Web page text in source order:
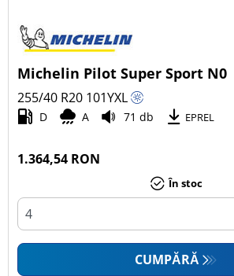
Michelin Pilot Super Sport N0
255/40 R20 101YXL
D A 71 db EPREL
1.364,54 RON
În stoc
CUMPĂRĂ